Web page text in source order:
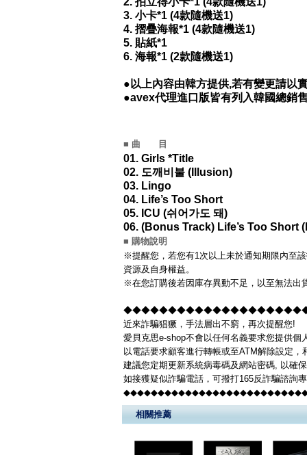
3. 小卡*1 (4款隨機送1)
4. 摺疊海報*1 (4款隨機送1)
5. 貼紙*1
6. 海報*1 (2款隨機送1)
●以上內容由韓方提供,若有變更請以
●avex代理進口版皆有列入韓國總銷
■ 曲 目
01. Girls *Title
02. 도깨비불 (Illusion)
03. Lingo
04. Life’s Too Short
05. ICU (쉬어가도 돼)
06. (Bonus Track) Life’s Too Short
■ 購物說明
※提醒您，若您有1次以上未於通知期限內至
資源及自身權益。
※在您訂購後若因庫存異動不足，以至無法出
◆◆◆◆◆◆◆◆◆◆◆◆◆◆◆◆◆◆◆◆◆◆◆◆
近來詐騙猖獗，手法層出不窮，再次提醒您!
愛貝克思e-shop不會以任何名義要求您提供個
以電話要求顧客進行轉帳或至ATM解除設定
建議您定期更新系統病毒碼及網站密碼, 以確
如接獲疑似詐騙電話，可撥打165反詐騙諮詢
相關推薦